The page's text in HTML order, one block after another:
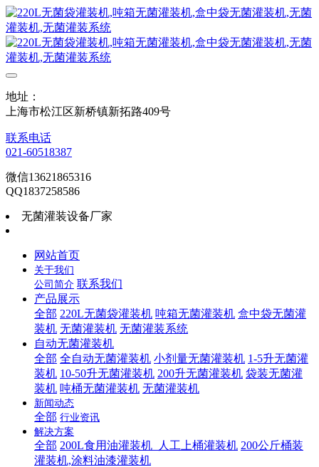
地址：
上海市松江区新桥镇新拓路409号
联系电话
021-60518387
微信13621865316
QQ1837258586
无菌灌装设备厂家
网站首页
关于我们
公司简介 联系我们
产品展示
全部 220L无菌袋灌装机 吨箱无菌灌装机 盒中袋无菌灌
装机 无菌灌装机 无菌灌装系统
自动无菌灌装机
全部 全自动无菌灌装机 小剂量无菌灌装机 1-5升无菌灌
装机 10-50升无菌灌装机 200升无菌灌装机 袋装无菌灌
装机 吨桶无菌灌装机 无菌灌装机
新闻动态
全部 行业资讯
解决方案
全部 200L食用油灌装机_人工上桶灌装机 200公斤桶装
灌装机,涂料油漆灌装机